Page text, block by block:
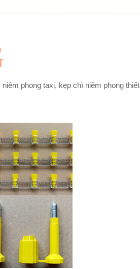
phong taxi, kẹp chì niêm phong thiết